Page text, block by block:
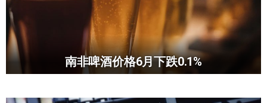
南非啤酒价格6月下跌0.1%